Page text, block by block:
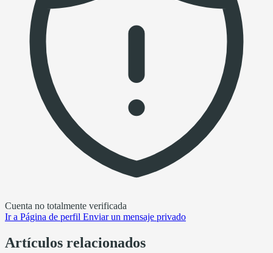
Cuenta no totalmente verificada
Ir a Página de perfil Enviar un mensaje privado
Artículos relacionados